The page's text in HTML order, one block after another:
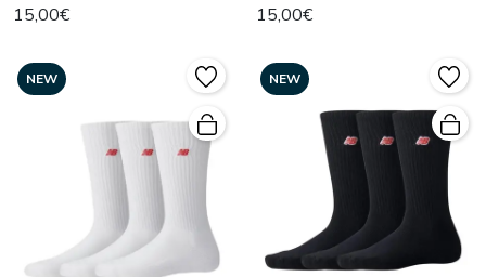
15,00€ 15,00€
NEW NEW